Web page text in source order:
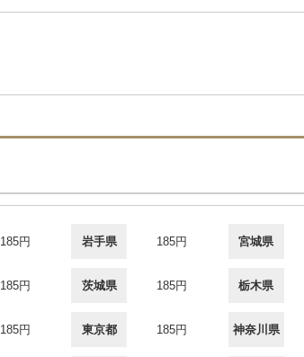
185円 岩手県 185円 宮城県
185円 茨城県 185円 栃木県
185円 東京都 185円 神奈川県